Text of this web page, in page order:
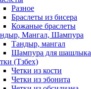
Разное
Браслеты из бисера
Кожаные браслеты
Мангал, Шампура
Тандыр, мангал
Шампура для шашлыка
(Тзбех)
Четки из кости
Четки из эбонита